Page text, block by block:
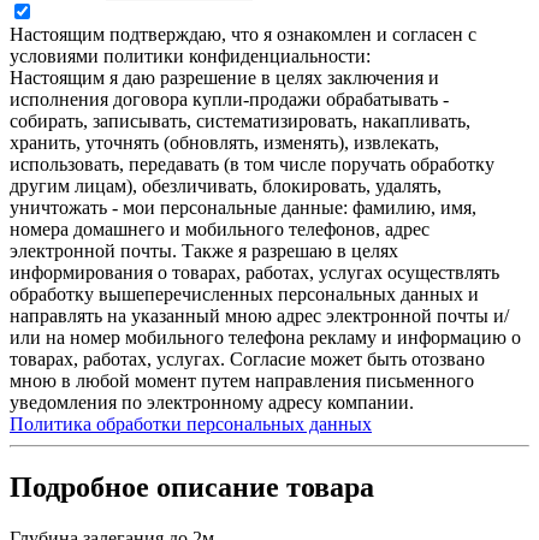
Настоящим подтверждаю, что я ознакомлен и согласен с
условиями политики конфиденциальности:
Настоящим я даю разрешение в целях заключения и
исполнения договора купли-продажи обрабатывать -
собирать, записывать, систематизировать, накапливать,
хранить, уточнять (обновлять, изменять), извлекать,
использовать, передавать (в том числе поручать обработку
другим лицам), обезличивать, блокировать, удалять,
уничтожать - мои персональные данные: фамилию, имя,
номера домашнего и мобильного телефонов, адрес
электронной почты. Также я разрешаю в целях
информирования о товарах, работах, услугах осуществлять
обработку вышеперечисленных персональных данных и
направлять на указанный мною адрес электронной почты и/
или на номер мобильного телефона рекламу и информацию о
товарах, работах, услугах. Согласие может быть отозвано
мною в любой момент путем направления письменного
уведомления по электронному адресу компании.
Политика обработки персональных данных
Подробное описание товара